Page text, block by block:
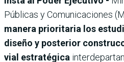
Públicas y Comunicaciones
manera prioritaria los
diseño y posterior
vial estratégica